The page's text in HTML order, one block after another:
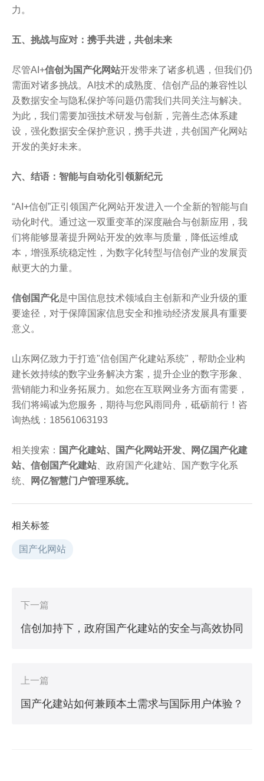
力。
五、挑战与应对：携手共进，共创未来
尽管AI+信创为国产化网站开发带来了诸多机遇，但我们仍
需面对诸多挑战。AI技术的成熟度、信创产品的兼容性以
及数据安全与隐私保护等问题仍需我们共同关注与解决。
为此，我们需要加强技术研发与创新，完善生态体系建
设，强化数据安全保护意识，携手共进，共创国产化网站
开发的美好未来。
六、结语：智能与自动化引领新纪元
“AI+信创”正引领国产化网站开发进入一个全新的智能与自
动化时代。通过这一双重变革的深度融合与创新应用，我
们将能够显著提升网站开发的效率与质量，降低运维成
本，增强系统稳定性，为数字化转型与信创产业的发展贡
献更大的力量。
信创国产化是中国信息技术领域自主创新和产业升级的重
要途径，对于保障国家信息安全和推动经济发展具有重要
意义。
山东网亿致力于打造"信创国产化建站系统"，帮助企业构
建长效持续的数字业务解决方案，提升企业的数字形象、
营销能力和业务拓展力。如您在互联网业务方面有需要，
我们将竭诚为您服务，期待与您风雨同舟，砥砺前行！咨
询热线：18561063193
相关搜索： 国产化建站、 国产化网站开发、
网亿国产化建
站、 信创国产化建站、政府国产化建站、国产数字化系
统、
网亿智慧门户管理系统。
相关标签
国产化网站
下一篇
信创加持下，政府国产化建站的安全与高效协同
上一篇
国产化建站如何兼顾本土需求与国际用户体验？